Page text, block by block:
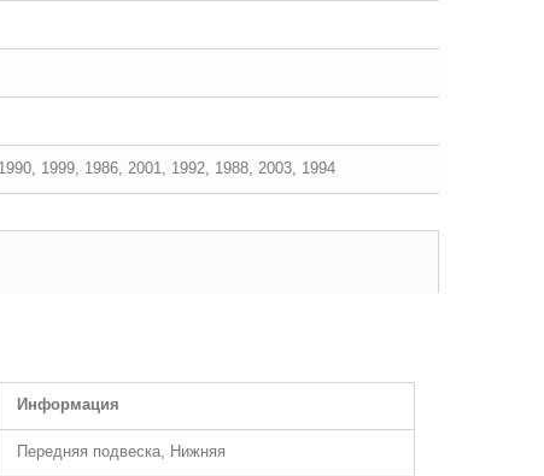
1999, 1986, 2001, 1992, 1988, 2003, 1994
Информация
Передняя подвеска, Нижняя